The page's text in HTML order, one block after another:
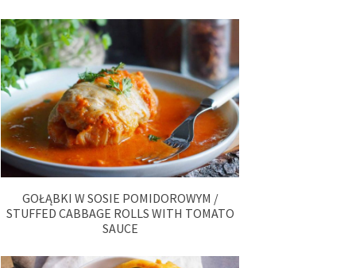
GOŁĄBKI W SOSIE POMIDOROWYM /
STUFFED CABBAGE ROLLS WITH TOMATO
SAUCE